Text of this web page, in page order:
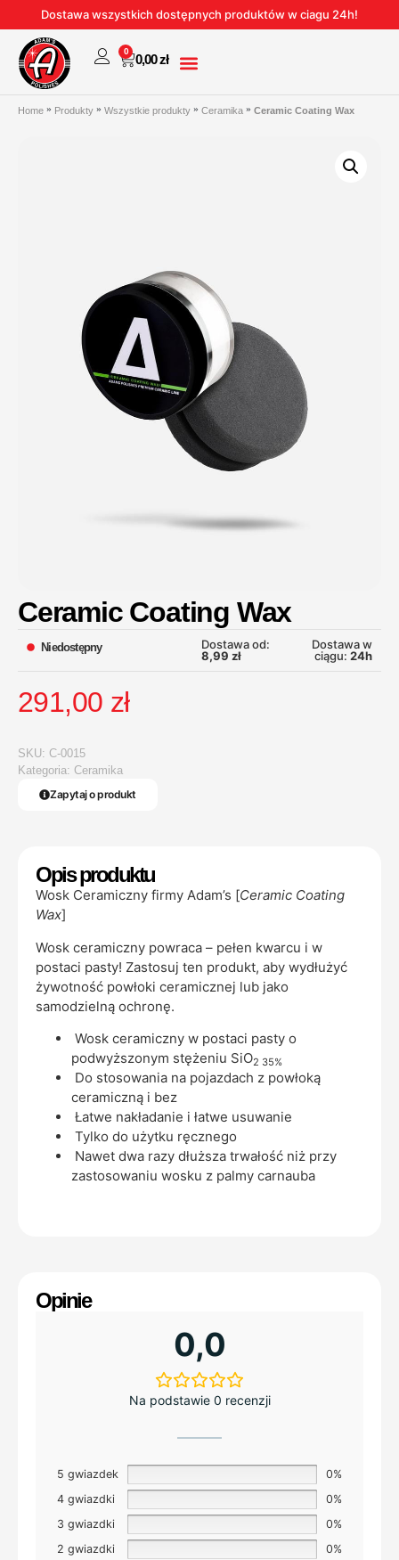
Dostawa wszystkich dostępnych produktów w ciagu 24h!
0,00zł
0
Home Produkty Wszystkie produkty Ceramika Ceramic Coating Wax
Ceramic Coating Wax
Niedostępny
Dostawa od:
8,99 zł
Dostawa w
ciągu: 24h
291,00 zł
SKU: C-0015
Kategoria: Ceramika
Zapytaj o produkt
Opis produktu
Wosk Ceramiczny firmy Adam’s [Ceramic Coating
Wax]
Wosk ceramiczny powraca – pełen kwarcu i w
postaci pasty! Zastosuj ten produkt, aby wydłużyć
żywotność powłoki ceramicznej lub jako
samodzielną ochronę.
Wosk ceramiczny w postaci pasty o
podwyższonym stężeniu SiO2 35%
Do stosowania na pojazdach z powłoką
ceramiczną i bez
Łatwe nakładanie i łatwe usuwanie
Tylko do użytku ręcznego
Nawet dwa razy dłuższa trwałość niż przy
zastosowaniu wosku z palmy carnauba
Opinie
0,0
Na podstawie 0 recenzji
5 gwiazdek
0%
4 gwiazdki
0%
3 gwiazdki
0%
2 gwiazdki
0%